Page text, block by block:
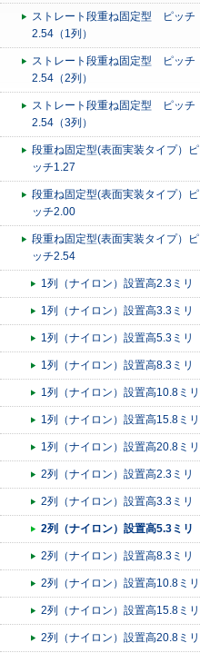
ストレート段重ね固定型 ピッチ
2.54（1列）
ストレート段重ね固定型 ピッチ
2.54（2列）
ストレート段重ね固定型 ピッチ
2.54（3列）
段重ね固定型(表面実装タイプ）ピ
ッチ1.27
段重ね固定型(表面実装タイプ）ピ
ッチ2.00
段重ね固定型(表面実装タイプ）ピ
ッチ2.54
1列（ナイロン）設置高2.3ミリ
1列（ナイロン）設置高3.3ミリ
1列（ナイロン）設置高5.3ミリ
1列（ナイロン）設置高8.3ミリ
1列（ナイロン）設置高10.8ミリ
1列（ナイロン）設置高15.8ミリ
1列（ナイロン）設置高20.8ミリ
2列（ナイロン）設置高2.3ミリ
2列（ナイロン）設置高3.3ミリ
2列（ナイロン）設置高5.3ミリ
2列（ナイロン）設置高8.3ミリ
2列（ナイロン）設置高10.8ミリ
2列（ナイロン）設置高15.8ミリ
2列（ナイロン）設置高20.8ミリ